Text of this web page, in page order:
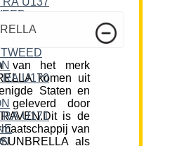
van het merk
komen uit
Staten en
geleverd door
is de
van
als